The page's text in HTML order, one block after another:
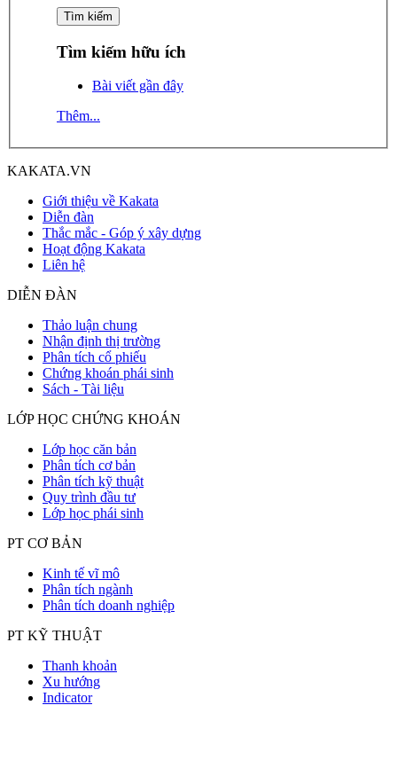
Tìm kiếm hữu ích
Bài viết gần đây
Thêm...
KAKATA.VN
Giới thiệu về Kakata
Diễn đàn
Thắc mắc - Góp ý xây dựng
Hoạt động Kakata
Liên hệ
DIỄN ĐÀN
Thảo luận chung
Nhận định thị trường
Phân tích cổ phiếu
Chứng khoán phái sinh
Sách - Tài liệu
LỚP HỌC CHỨNG KHOÁN
Lớp học căn bản
Phân tích cơ bản
Phân tích kỹ thuật
Quy trình đầu tư
Lớp học phái sinh
PT CƠ BẢN
Kinh tế vĩ mô
Phân tích ngành
Phân tích doanh nghiệp
PT KỸ THUẬT
Thanh khoản
Xu hướng
Indicator